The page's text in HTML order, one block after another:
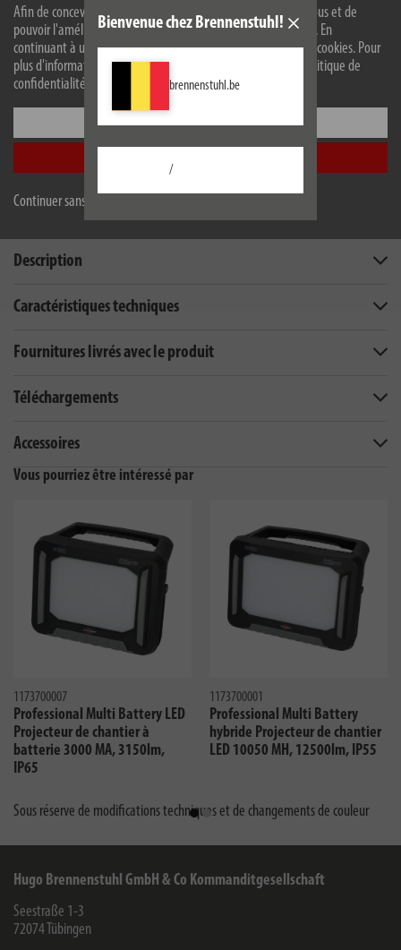
Afin de concevoir notre site web de manière optimale pour vous et de
pouvoir l'améliorer en permanence, nous utilisons des cookies. En
continuant à utiliser le site web, vous acceptez l'utilisation de cookies. Pour
plus d'informations sur les cookies, veuillez consulter notre politique de
confidentialité.
Configurer
Continuer sans accepter
Bienvenue chez Brennenstuhl!
brennenstuhl.be
/
Description
Caractéristiques techniques
Fournitures livrés avec le produit
Téléchargements
Accessoires
Vous pourriez être intéressé par
1173700007
Professional Multi Battery LED
Projecteur de chantier à
batterie 3000 MA, 3150lm,
IP65
1173700001
Professional Multi Battery
hybride Projecteur de chantier
LED 10050 MH, 12500lm, IP55
Sous réserve de modifications techniques et de changements de couleur
Hugo Brennenstuhl GmbH & Co Kommanditgesellschaft
Seestraße 1-3
72074 Tübingen